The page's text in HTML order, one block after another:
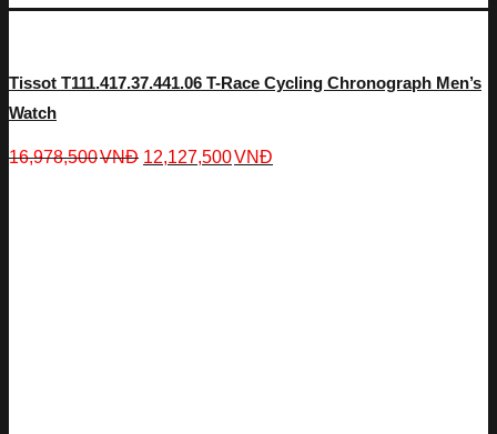
Tissot T111.417.37.441.06 T-Race Cycling Chronograph Men’s
Watch
16,978,500VNĐ 12,127,500VNĐ